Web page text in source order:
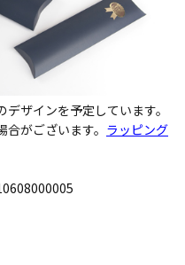
ザインを予定しています。
がございます。 ラッピング